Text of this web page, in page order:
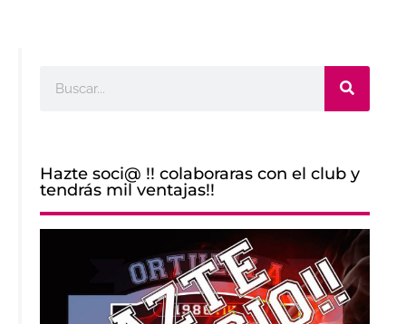
Hazte soci@ !! colaboraras con el club y
tendrás mil ventajas!!